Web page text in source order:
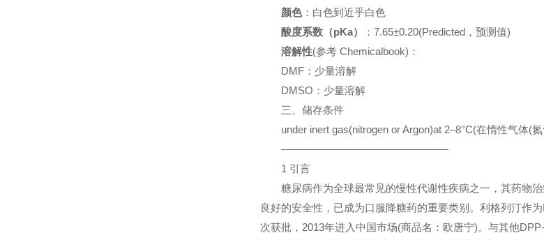
颜色：白色到近乎白色
酸度系数（pKa）
：7.65±0.20(Predicted，预测值)
溶解性(参考 Chemicalbook)：
DMF：少量溶解
DMSO：少量溶解
三、储存条件
under inert gas(nitrogen or Argon)at 2–8°C(在惰性气体(氮
————————————————
1 引言
糖尿病作为全球最常见的慢性代谢性疾病之一，其药物治
良好的安全性，已成为口服降糖药的重要类别。利格列汀作
次获批，2013年进入中国市场(商品名：欧唐宁)。与其他